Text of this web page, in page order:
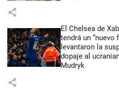
share
El Chelsea de
tendrá un “nuevo
levantaron la
dopaje al
Mudryk
share